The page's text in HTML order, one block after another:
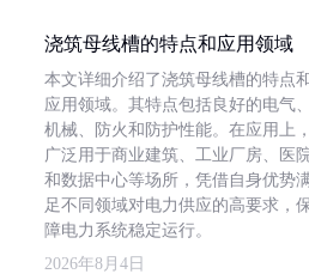
浇筑母线槽的特点和应用领域
本文详细介绍了浇筑母线槽的特点和
应用领域。其特点包括良好的电气、
机械、防火和防护性能。在应用上，
广泛用于商业建筑、工业厂房、医
和数据中心等场所，凭借自身优势
足不同领域对电力供应的高要求，
障电力系统稳定运行。
2026年8月4日